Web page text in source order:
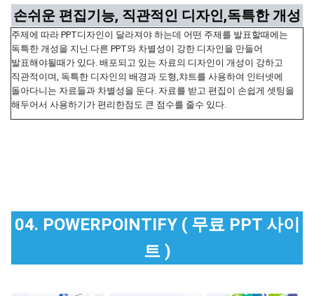
손쉬운 편집기능, 직관적인 디자인,독특한 개성
주제에 따라 PPT디자인이 달라져야 하는데 어떤 주제를 발표할때에는
독특한 개성을 지닌 다른 PPT와 차별성이 강한 디자인을 만들어
발표해야될때가 있다. 배포되고 있는 자료의 디자인이 개성이 강하고
직관적이며, 독특한 디자인의 배경과 도형,챠트를 사용하여 인터넷에
돌아다니는 자료들과 차별성을 둔다. 자료를 받고 편집이 손쉽게 셋팅을
해두어서 사용하기가 편리한점도 큰 점수를 줄수 있다.
04. POWERPOINTIFY ( 무료 PPT 사이
트 )